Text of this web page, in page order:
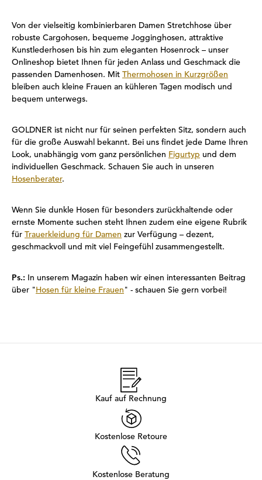
Von der vielseitig kombinierbaren Damen Stretchhose über
robuste Cargohosen, bequeme Jogginghosen, attraktive
Kunstlederhosen bis hin zum eleganten Hosenrock – unser
Onlineshop bietet Ihnen für jeden Anlass und Geschmack die
passenden Damenhosen. Mit Thermohosen in Kurzgrößen
bleiben auch kleine Frauen an kühleren Tagen modisch und
bequem unterwegs.
GOLDNER ist nicht nur für seinen perfekten Sitz, sondern auch
für die große Auswahl bekannt. Bei uns findet jede Dame Ihren
Look, unabhängig vom ganz persönlichen Figurtyp und dem
individuellen Geschmack. Schauen Sie auch in unseren
Hosenberater.
Wenn Sie dunkle Hosen für besonders zurückhaltende oder
ernste Momente suchen steht Ihnen zudem eine eigene Rubrik
für Trauerkleidung für Damen zur Verfügung – dezent,
geschmackvoll und mit viel Feingefühl zusammengestellt.
Ps.: In unserem Magazin haben wir einen interessanten Beitrag
über "Hosen für kleine Frauen" - schauen Sie gern vorbei!
Kauf auf Rechnung
Kostenlose Retoure
Kostenlose Beratung